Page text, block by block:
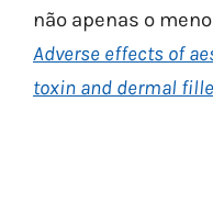
não apenas o
Adverse effects of
toxin and dermal